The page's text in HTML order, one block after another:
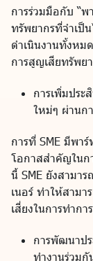
การร่วมมือกับ “พ
ทรัพยากรที่จำเป็
ดำเนินงานทั้งหม
การสูญเสียทรัพย
การเพิ่มประ
ใหม่ๆ ผ่านก
การที่ SME มีพา
โอกาสสำคัญในก
นี้ SME ยังสามา
เนอร์ ทำให้สามา
เสี่ยงในการทำก
การพัฒนาป
ทำงานร่วมกั